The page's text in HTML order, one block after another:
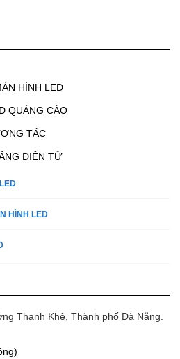
HÌNH LED
QUẢNG CÁO
TÁC
ĐIỆN TỬ
HÌNH LED
Thanh Khê, Thành phố Đà Nẵng.